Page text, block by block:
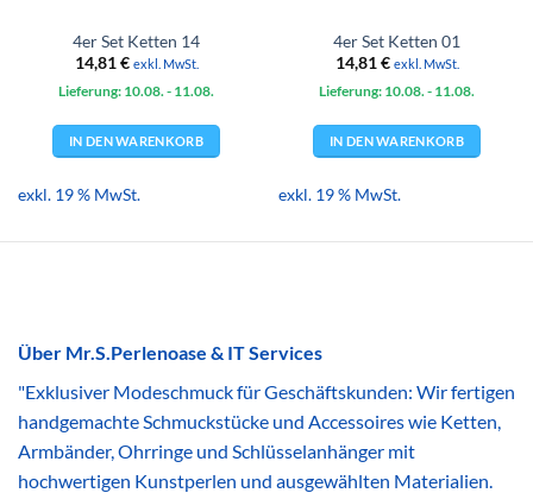
4er Set Ketten 14
14,81€ exkl. MwSt.
Lieferung: 10.08. - 11.08.
IN DEN WARENKORB
exkl. 19 % MwSt.
4er Set Ketten 01
14,81€ exkl. MwSt.
Lieferung: 10.08. - 11.08.
IN DEN WARENKORB
exkl. 19 % MwSt.
Über Mr.S.Perlenoase & IT Services
"Exklusiver Modeschmuck für Geschäftskunden: Wir fertigen
handgemachte Schmuckstücke und Accessoires wie Ketten,
Armbänder, Ohrringe und Schlüsselanhänger mit
hochwertigen Kunstperlen und ausgewählten Materialien.